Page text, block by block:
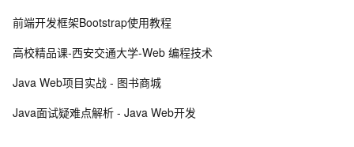
不了)
10电话号码正则表达式 代码 javascript+html,JS正则表达
前端开发框架Bootstrap使用教程
高校精品课-西安交通大学-Web 编程技术
Java Web项目实战 - 图书商城
Java面试疑难点解析 - Java Web开发